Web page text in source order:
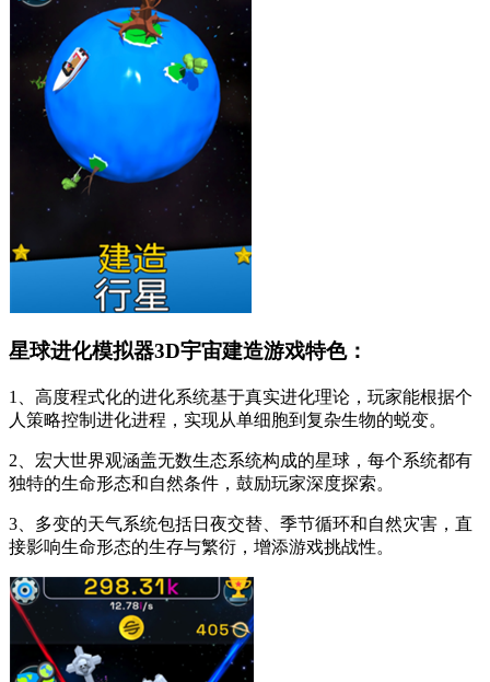
星球进化模拟器3D宇宙建造游戏特色：
1、高度程式化的进化系统基于真实进化理论，玩家能根据个
人策略控制进化进程，实现从单细胞到复杂生物的蜕变。
2、宏大世界观涵盖无数生态系统构成的星球，每个系统都有
独特的生命形态和自然条件，鼓励玩家深度探索。
3、多变的天气系统包括日夜交替、季节循环和自然灾害，直
接影响生命形态的生存与繁衍，增添游戏挑战性。